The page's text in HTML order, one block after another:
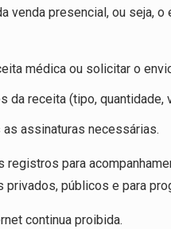
venda presencial, ou seja,
médica ou solicitar o
da receita (tipo,
assinaturas necessárias.
para
públicos e para
continua proibida.